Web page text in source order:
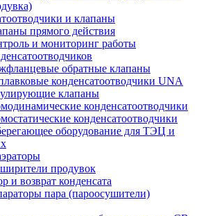
и клапаны
прямого действия
и мониторинг работы
обратные клапаны
конденсатоотводчики UNA
клапаны
конденсатоотводчики
конденсатоотводчики
оборудование для ТЭЦ и
продувок
и возврат конденсата
пара (пароосушители)